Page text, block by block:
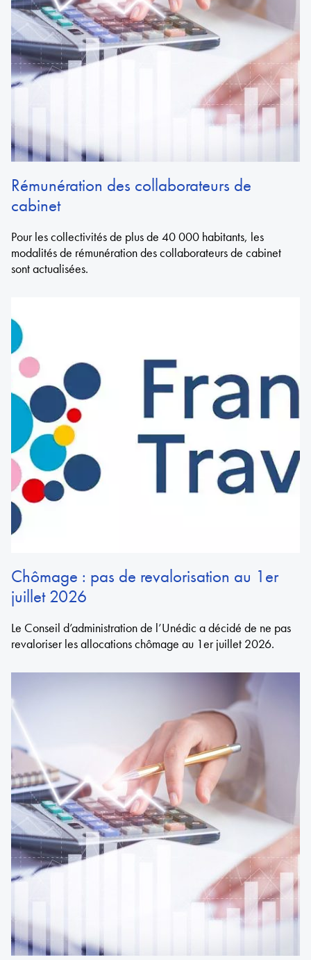
Rémunération des collaborateurs de
cabinet
Pour les collectivités de plus de 40 000 habitants, les
modalités de rémunération des collaborateurs de cabinet
sont actualisées.
Chômage : pas de revalorisation au 1er
juillet 2026
Le Conseil d’administration de l’Unédic a décidé de ne pas
revaloriser les allocations chômage au 1er juillet 2026.